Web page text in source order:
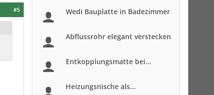
#5 Wedi Bauplatte in Badezimmer
Abflussrohr elegant verstecken
Entkopplungsmatte bei...
Heizungsnische als...